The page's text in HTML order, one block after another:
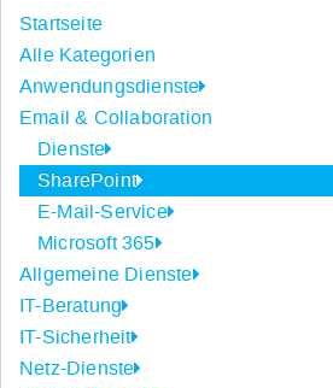
Startseite
Alle Kategorien
Anwendungsdienste
Email & Collaboration
Dienste
SharePoint
E-Mail-Service
Microsoft 365
Allgemeine Dienste
IT-Beratung
IT-Sicherheit
Netz-Dienste